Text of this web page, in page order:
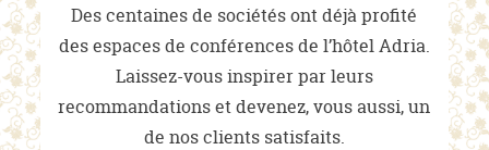
Des centaines de sociétés ont déjà profité
des espaces de conférences de l’hôtel Adria.
Laissez-vous inspirer par leurs
recommandations et devenez, vous aussi, un
de nos clients satisfaits.